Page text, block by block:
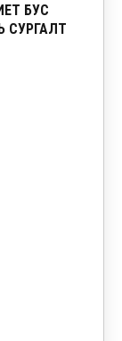
БУС
СУРГАЛТ